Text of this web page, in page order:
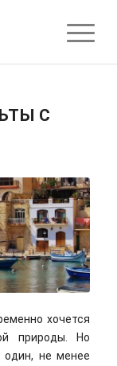
С
хочется
природы. Но
один, не менее